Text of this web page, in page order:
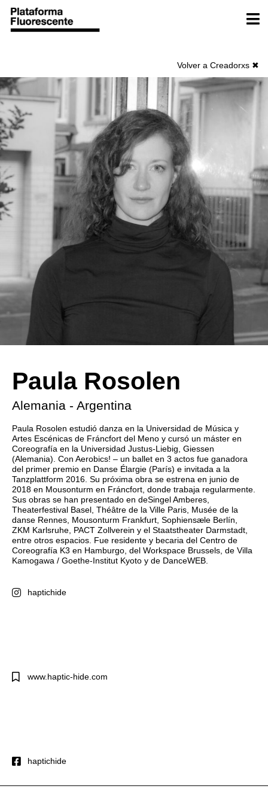
contenido
Volver a Creadorxs ✖
Paula Rosolen
Alemania - Argentina
Paula Rosolen estudió danza en la Universidad de Música y
Artes Escénicas de Fráncfort del Meno y cursó un máster en
Coreografía en la Universidad Justus-Liebig, Giessen
(Alemania). Con Aerobics! – un ballet en 3 actos fue ganadora
del primer premio en Danse Élargie (París) e invitada a la
Tanzplattform 2016. Su próxima obra se estrena en junio de
2018 en Mousonturm en Fráncfort, donde trabaja regularmente.
Sus obras se han presentado en deSingel Amberes,
Theaterfestival Basel, Théâtre de la Ville Paris, Musée de la
danse Rennes, Mousonturm Frankfurt, Sophiensæle Berlín,
ZKM Karlsruhe, PACT Zollverein y el Staatstheater Darmstadt,
entre otros espacios. Fue residente y becaria del Centro de
Coreografía K3 en Hamburgo, del Workspace Brussels, de Villa
Kamogawa / Goethe-Institut Kyoto y de DanceWEB.
haptichide
www.haptic-hide.com
haptichide